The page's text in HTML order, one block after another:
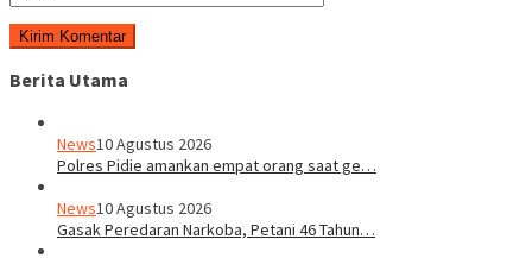
Berita Utama
News10 Agustus 2026
Polres Pidie amankan empat orang saat ge…
News10 Agustus 2026
Gasak Peredaran Narkoba, Petani 46 Tahun…